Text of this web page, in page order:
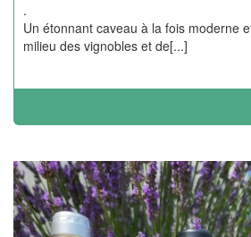
.
Un étonnant caveau à la fois moderne
milieu des vignobles et de[...]